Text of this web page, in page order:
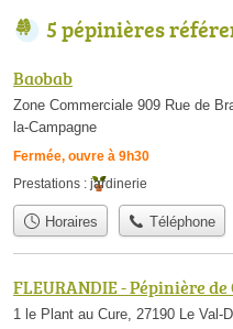
5 pépinières
Baobab
Zone Commerciale 909 Rue de
la-Campagne
Fermée, ouvre à 9h30
Prestations : jardinerie
Horaires Téléphone
FLEURANDIE - Pépinière de
1 le Plant au Cure, 27190 Le Val-